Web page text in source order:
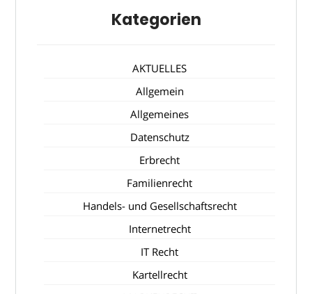
Kategorien
AKTUELLES
Allgemein
Allgemeines
Datenschutz
Erbrecht
Familienrecht
Handels- und Gesellschaftsrecht
Internetrecht
IT Recht
Kartellrecht